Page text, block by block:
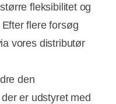
fleksibilitet og
flere forsøg
vores distributør
den
er udstyret med